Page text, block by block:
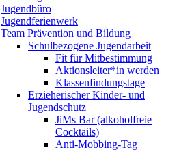
Jugendbüro
Jugendferienwerk
Team Prävention und Bildung
Schulbezogene Jugendarbeit
Fit für Mitbestimmung
Aktionsleiter*in werden
Klassenfindungstage
Erzieherischer Kinder- und
Jugendschutz
JiMs Bar (alkoholfreie
Cocktails)
Anti-Mobbing-Tag